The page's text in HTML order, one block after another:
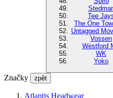
Tee
The One
Untagged
Vossen
Westford
WK
Yoko
Značky zpět
Atlantis Headwear